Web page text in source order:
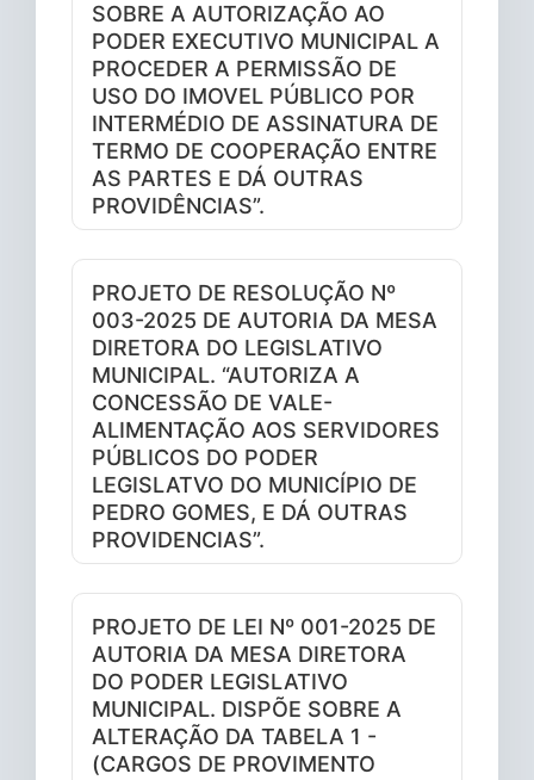
SOBRE A AUTORIZAÇÃO AO
PODER EXECUTIVO MUNICIPAL A
PROCEDER A PERMISSÃO DE
USO DO IMOVEL PÚBLICO POR
INTERMÉDIO DE ASSINATURA DE
TERMO DE COOPERAÇÃO ENTRE
AS PARTES E DÁ OUTRAS
PROVIDÊNCIAS”.
PROJETO DE RESOLUÇÃO Nº
003-2025 DE AUTORIA DA MESA
DIRETORA DO LEGISLATIVO
MUNICIPAL. “AUTORIZA A
CONCESSÃO DE VALE-
ALIMENTAÇÃO AOS SERVIDORES
PÚBLICOS DO PODER
LEGISLATVO DO MUNICÍPIO DE
PEDRO GOMES, E DÁ OUTRAS
PROVIDENCIAS”.
PROJETO DE LEI Nº 001-2025 DE
AUTORIA DA MESA DIRETORA
DO PODER LEGISLATIVO
MUNICIPAL. DISPÕE SOBRE A
ALTERAÇÃO DA TABELA 1 -
(CARGOS DE PROVIMENTO